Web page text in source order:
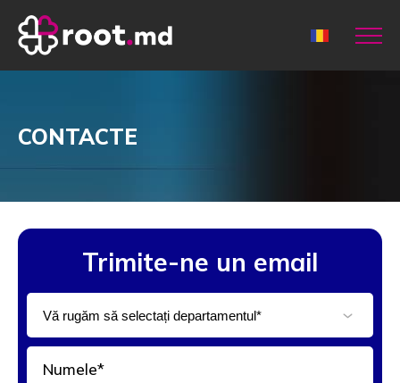
CONTACTE
Trimite-ne un email